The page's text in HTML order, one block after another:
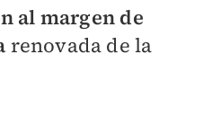
al margen de
renovada de la